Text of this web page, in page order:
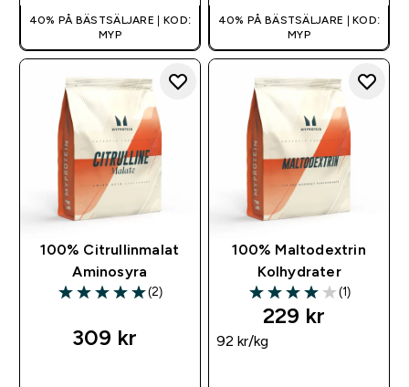
40% PÅ BÄSTSÄLJARE | KOD:
MYP
40% PÅ BÄSTSÄLJARE | KOD:
MYP
100% Citrullinmalat
Aminosyra
5 out of 5 stars
(2)
309 kr‎
100% Maltodextrin
Kolhydrater
4 out of 5 stars
(1)
229 kr‎
92 kr‎/kg